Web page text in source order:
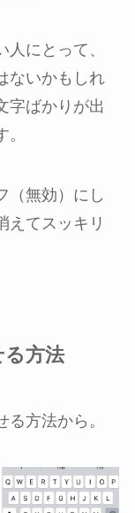
にとって、
ないかもしれ
字ばかりが出
（無効）にし
えてスッキリ
る方法
方法から。